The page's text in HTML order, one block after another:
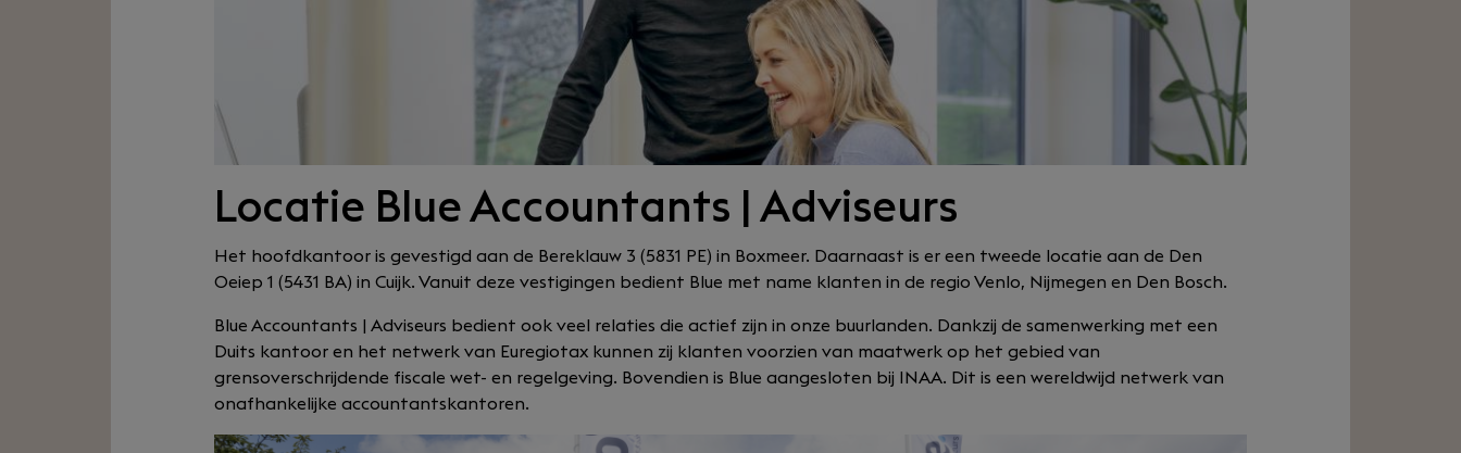
Locatie Blue Accountants | Adviseurs
Het hoofdkantoor is gevestigd aan de Bereklauw 3 (5831 PE) in Boxmeer. Daarnaast is er een tweede locatie aan de Den
Oeiep 1 (5431 BA) in Cuijk. Vanuit deze vestigingen bedient Blue met name klanten in de regio Venlo, Nijmegen en Den Bosch.
Blue Accountants | Adviseurs bedient ook veel relaties die actief zijn in onze buurlanden. Dankzij de samenwerking met een
Duits kantoor en het netwerk van Euregiotax kunnen zij klanten voorzien van maatwerk op het gebied van
grensoverschrijdende fiscale wet- en regelgeving. Bovendien is Blue aangesloten bij INAA. Dit is een wereldwijd netwerk van
onafhankelijke accountantskantoren.